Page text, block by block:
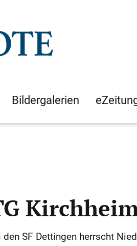
Bildergalerien
SF Dettingen herrscht